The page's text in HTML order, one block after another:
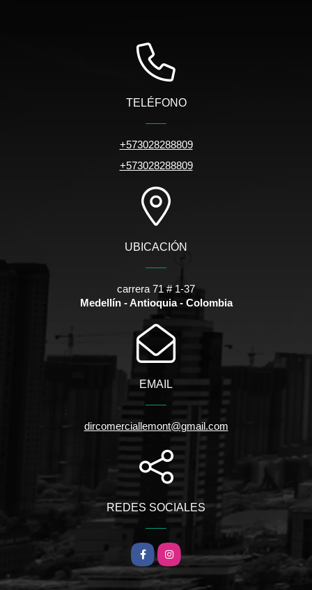
TELÉFONO
+573028288809
+573028288809
UBICACIÓN
carrera 71 # 1-37
Medellín - Antioquia - Colombia
EMAIL
dircomerciallemont@gmail.com
REDES SOCIALES
Facebook
Instagram